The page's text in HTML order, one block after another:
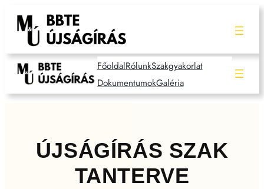
Skip
content
FőoldalRólunkSzakgyakorlat
DokumentumokGaléria
ÚJSÁGÍRÁS SZAK
TANTERVE